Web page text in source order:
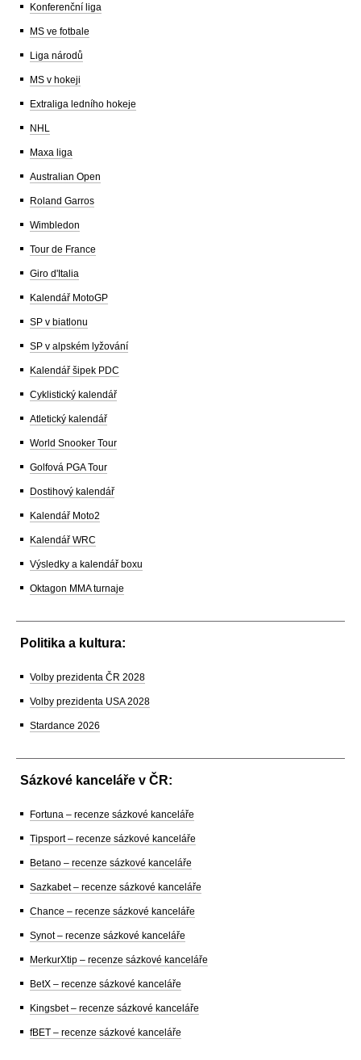
Konferenční liga
MS ve fotbale
Liga národů
MS v hokeji
Extraliga ledního hokeje
NHL
Maxa liga
Australian Open
Roland Garros
Wimbledon
Tour de France
Giro d'Italia
Kalendář MotoGP
SP v biatlonu
SP v alpském lyžování
Kalendář šipek PDC
Cyklistický kalendář
Atletický kalendář
World Snooker Tour
Golfová PGA Tour
Dostihový kalendář
Kalendář Moto2
Kalendář WRC
Výsledky a kalendář boxu
Oktagon MMA turnaje
Politika a kultura:
Volby prezidenta ČR 2028
Volby prezidenta USA 2028
Stardance 2026
Sázkové kanceláře v ČR:
Fortuna – recenze sázkové kanceláře
Tipsport – recenze sázkové kanceláře
Betano – recenze sázkové kanceláře
Sazkabet – recenze sázkové kanceláře
Chance – recenze sázkové kanceláře
Synot – recenze sázkové kanceláře
MerkurXtip – recenze sázkové kanceláře
BetX – recenze sázkové kanceláře
Kingsbet – recenze sázkové kanceláře
fBET – recenze sázkové kanceláře